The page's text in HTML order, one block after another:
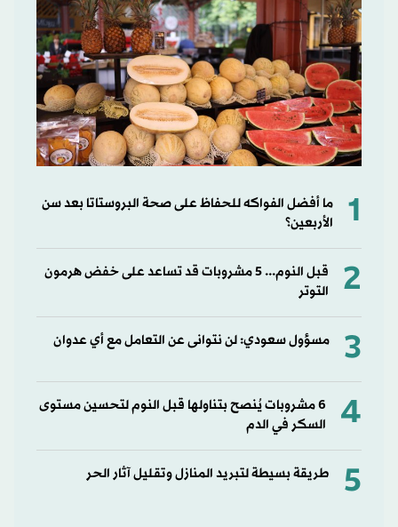
1
ما أفضل الفواكه للحفاظ على صحة البروستاتا بعد سن
الأربعين؟
2
قبل النوم... 5 مشروبات قد تساعد على خفض هرمون
التوتر
3 مسؤول سعودي: لن نتوانى عن التعامل مع أي عدوان
4
6 مشروبات يُنصح بتناولها قبل النوم لتحسين مستوى
السكر في الدم
5 طريقة بسيطة لتبريد المنازل وتقليل آثار الحر